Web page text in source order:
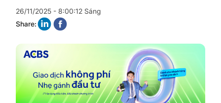
26/11/2025 - 8:00:12 Sáng
Share: